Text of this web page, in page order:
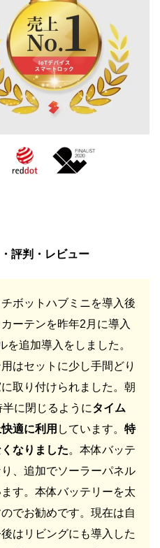
評判・レビュー
ボットハブミニを導入後
ーテンを昨年2月に導入
を追加導入をしました。
はセットに少し手間どり
取り付けられました。朝
に閉じるようにタイム
適に利用 しています。 特
なりました。本体バッテ
、追加でソーラーパネル
す。本体バッテリーを太
でお勧めです。現在は自
はリビングにも導入した